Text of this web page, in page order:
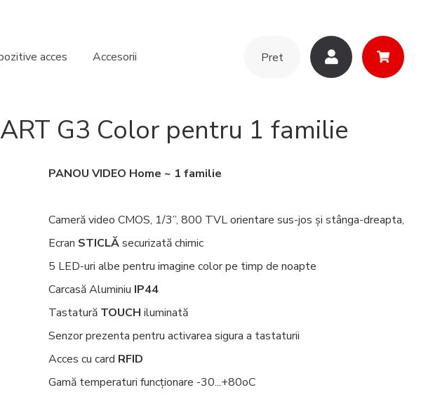
acces Accesorii Pret
G3 Color pentru 1 familie
PANOU VIDEO Home ~ 1 familie
Cameră video CMOS, 1/3”, 800 TVL orientare sus-jos și stânga-dreapta,
Ecran STICLĂsecurizată chimic
5 LED-uri albe pentru imagine color pe timp de noapte
Carcasă Aluminiu IP44
Tastatură TOUCH iluminată
Senzor prezenta pentru activarea sigura a tastaturii
Acces cu card RFID
Gamă temperaturi funcționare -30...+80oC